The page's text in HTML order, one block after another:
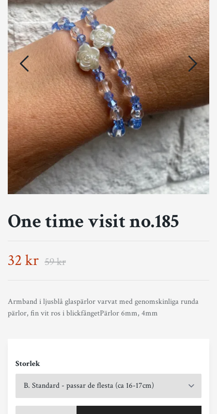
One time visit no.185
32 kr 59 kr
Armband i ljusblå glaspärlor varvat med genomskinliga runda
pärlor, fin vit ros i blickfångetPärlor 6mm, 4mm
Storlek